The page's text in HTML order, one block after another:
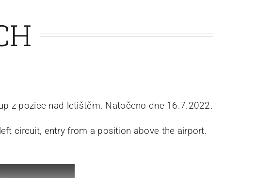
z pozice nad letištěm. Natočeno dne 16.7.2022.
circuit, entry from a position above the airport.